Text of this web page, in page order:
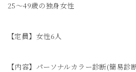
25～49歳の独身女性
【定員】女性6人
【内容】パーソナルカラー診断(簡易診